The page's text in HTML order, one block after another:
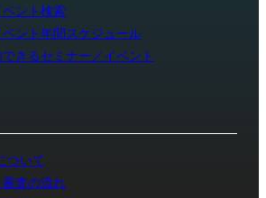
ント検索
ント年間スケジュール
きるセミナー／イベント
ついて
査の流れ